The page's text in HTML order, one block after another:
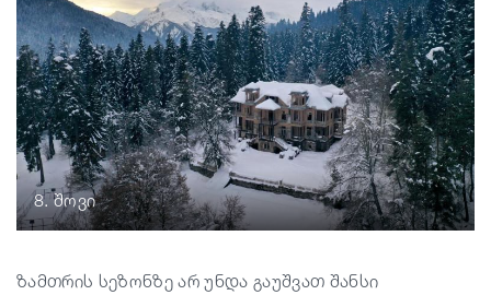
8. შოვი
ზამთრის სეზონზე არ უნდა გაუშვათ შანსი